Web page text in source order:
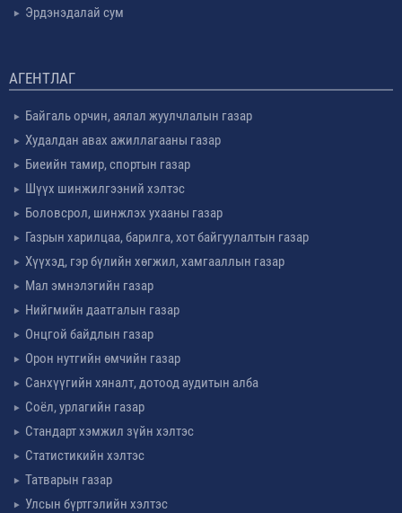
Эрдэнэдалай сум
АГЕНТЛАГ
Байгаль орчин, аялал жуулчлалын газар
Худалдан авах ажиллагааны газар
Биеийн тамир, спортын газар
Шүүх шинжилгээний хэлтэс
Боловсрол, шинжлэх ухааны газар
Газрын харилцаа, барилга, хот байгуулалтын газар
Хүүхэд, гэр бүлийн хөгжил, хамгааллын газар
Мал эмнэлэгийн газар
Нийгмийн даатгалын газар
Онцгой байдлын газар
Орон нутгийн өмчийн газар
Санхүүгийн хяналт, дотоод аудитын алба
Соёл, урлагийн газар
Стандарт хэмжил зүйн хэлтэс
Статистикийн хэлтэс
Татварын газар
Улсын бүртгэлийн хэлтэс